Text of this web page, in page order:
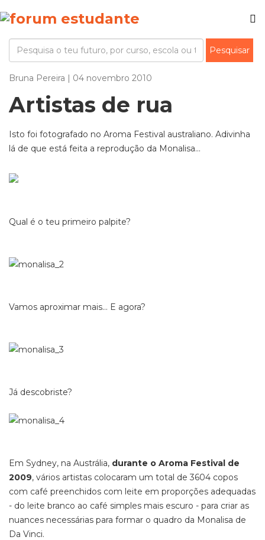
Bruna Pereira | 04 novembro 2010
Artistas de rua
Isto foi fotografado no Aroma Festival australiano. Adivinha
lá de que está feita a reprodução da Monalisa...
Qual é o teu primeiro palpite?
Vamos aproximar mais... E agora?
Já descobriste?
Em Sydney, na Austrália, durante o Aroma Festival de
2009, vários artistas colocaram um total de 3604 copos
com café preenchidos com leite em proporções adequadas
- do leite branco ao café simples mais escuro - para criar as
nuances necessárias para formar o quadro da Monalisa de
Da Vinci.